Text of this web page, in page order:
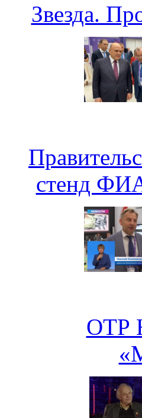
Звезда.
стенд
ОТР